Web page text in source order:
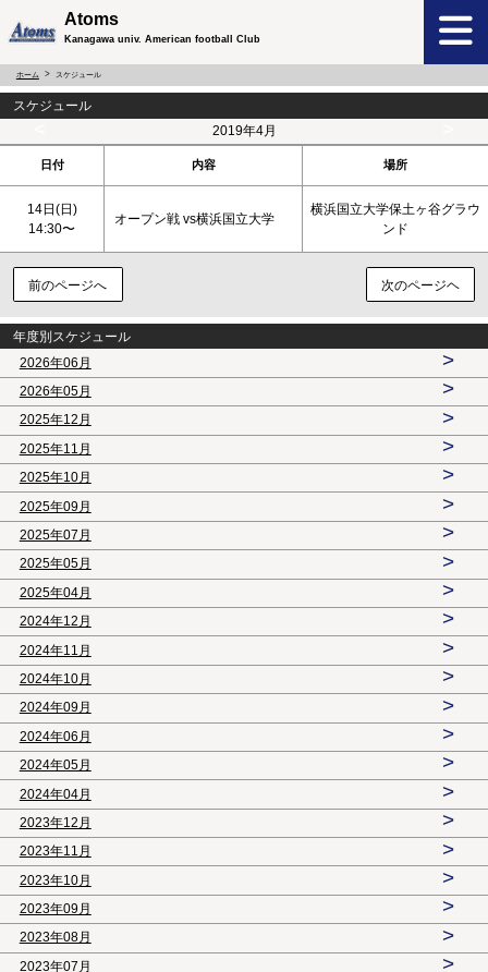
Atoms
Kanagawa univ. American football Club
ホーム スケジュール
スケジュール
2019年4月
日付 内容 場所
14日(日)
14:30〜
オープン戦 vs横浜国立大学
横浜国立大学保土ヶ谷グラウ
ンド
前のページへ 次のページヘ
年度別スケジュール
2026年06月
>
2026年05月 >
2025年12月 >
2025年11月 >
2025年10月 >
2025年09月 >
2025年07月 >
2025年05月 >
2025年04月 >
2024年12月 >
2024年11月 >
2024年10月 >
2024年09月 >
2024年06月 >
2024年05月 >
2024年04月 >
2023年12月 >
2023年11月 >
2023年10月 >
2023年09月 >
2023年08月 >
2023年07月 >